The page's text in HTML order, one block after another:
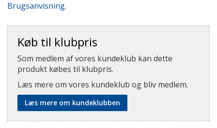
Brugsanvisning.
Køb til klubpris
Som medlem af vores kundeklub kan dette
produkt købes til klubpris.
Læs mere om vores kundeklub og bliv medlem.
Læs mere om kundeklubben